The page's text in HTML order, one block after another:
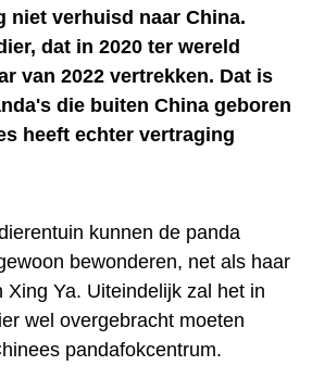
niet verhuisd naar China.
dat in 2020 ter wereld
van 2022 vertrekken. Dat is
die buiten China geboren
heeft echter vertraging
kunnen de panda
bewonderen, net als haar
Xing Ya. Uiteindelijk zal het in
wel overgebracht moeten
pandafokcentrum.